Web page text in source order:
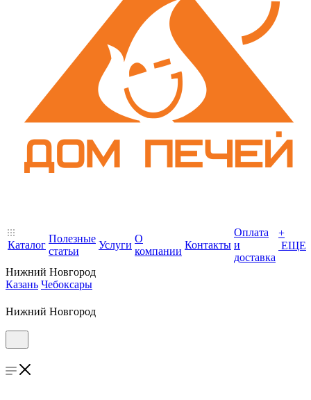
Каталог
Полезные
статьи
Услуги
О
компании
Контакты
Оплата
и
доставка
+
ЕЩЕ
Нижний Новгород
Казань Чебоксары
Нижний Новгород